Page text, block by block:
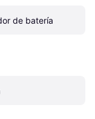
de batería